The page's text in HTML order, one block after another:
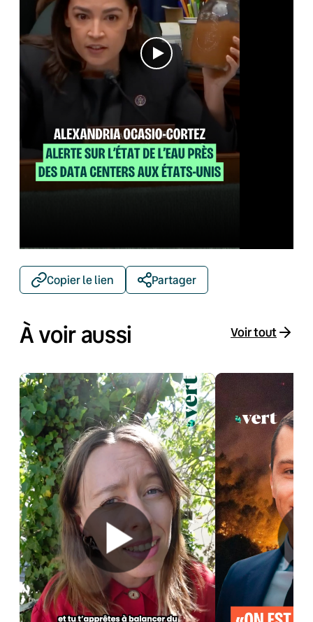
Copier le lien Partager
À voir aussi Voir tout